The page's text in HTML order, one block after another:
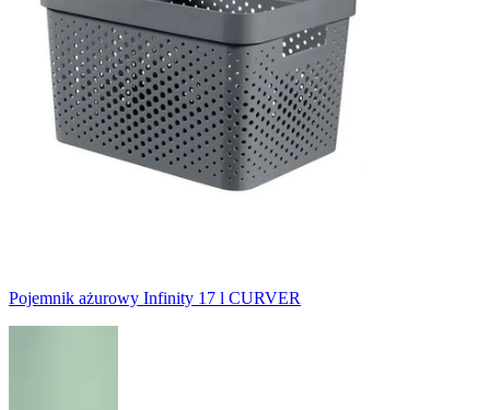
Pojemnik ażurowy Infinity 17 l CURVER